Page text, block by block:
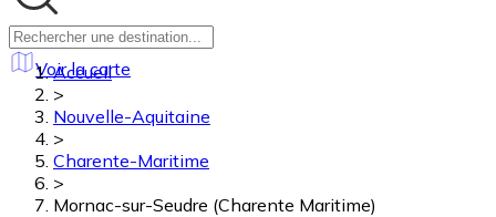
Voir la carte
Accueil
>
Nouvelle-Aquitaine
>
Charente-Maritime
>
Mornac-sur-Seudre (Charente Maritime)